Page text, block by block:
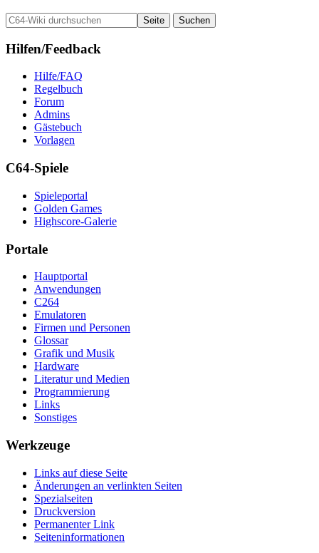
Hilfen/Feedback
Hilfe/FAQ
Regelbuch
Forum
Admins
Gästebuch
Vorlagen
C64-Spiele
Spieleportal
Golden Games
Highscore-Galerie
Portale
Hauptportal
Anwendungen
C264
Emulatoren
Firmen und Personen
Glossar
Grafik und Musik
Hardware
Literatur und Medien
Programmierung
Links
Sonstiges
Werkzeuge
Links auf diese Seite
Änderungen an verlinkten Seiten
Spezialseiten
Druckversion
Permanenter Link
Seiten­­informationen